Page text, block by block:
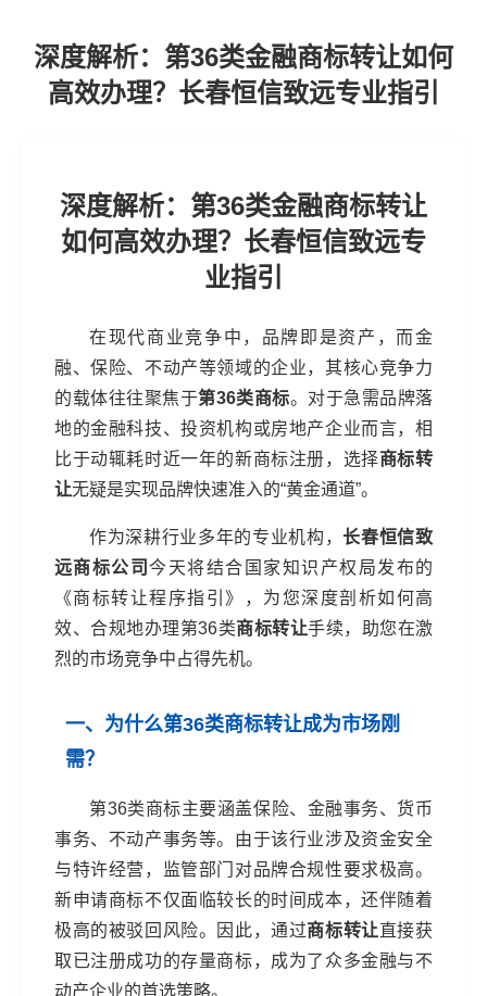
深度解析：第36类金融商标转让如何
高效办理？长春恒信致远专业指引
深度解析：第36类金融商标转让
如何高效办理？长春恒信致远专
业指引
在现代商业竞争中，品牌即是资产，而金
融、保险、不动产等领域的企业，其核心竞争力
的载体往往聚焦于第36类商标。对于急需品牌落
地的金融科技、投资机构或房地产企业而言，相
比于动辄耗时近一年的新商标注册，选择商标转
让无疑是实现品牌快速准入的“黄金通道”。
作为深耕行业多年的专业机构， 长春恒信致
远商标公司今天将结合国家知识产权局发布的
《商标转让程序指引》，为您深度剖析如何高
效、合规地办理第36类商标转让手续，助您在激
烈的市场竞争中占得先机。
一、为什么第36类商标转让成为市场刚
需？
第36类商标主要涵盖保险、金融事务、货币
事务、不动产事务等。由于该行业涉及资金安全
与特许经营，监管部门对品牌合规性要求极高。
新申请商标不仅面临较长的时间成本，还伴随着
极高的被驳回风险。因此，通过商标转让直接获
取已注册成功的存量商标，成为了众多金融与不
动产企业的首选策略。